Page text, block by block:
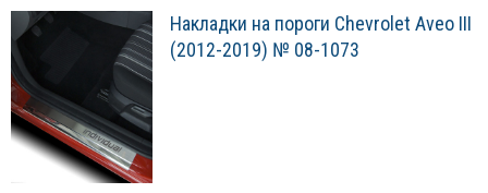
Накладки на пороги Chevrolet Aveo III
(2012-2019) № 08-1073